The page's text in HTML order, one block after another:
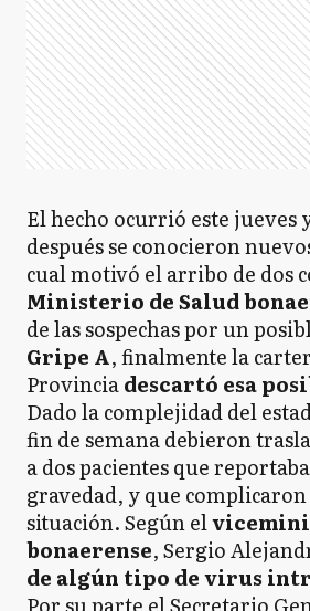
El hecho ocurrió este jueves
después se conocieron
cual motivó el arribo de dos
Ministerio de Salud
de las sospechas por un
Gripe A, finalmente la
Provinciadescartó esa
Dado la complejidad del
fin de semana debieron
a dos pacientes que
gravedad, y que
situación. Según el
bonaerense, Sergio
de algún tipo de virus
Por su parte el Secretario